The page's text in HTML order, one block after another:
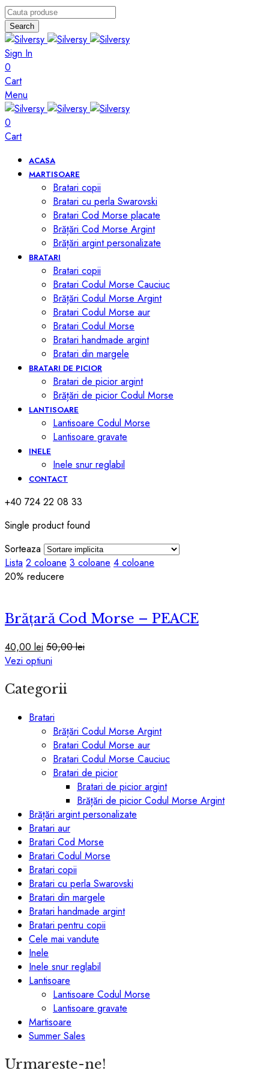
Search
Sign In
0
Cart
Menu
0
Cart
ACASA
MARTISOARE
Bratari copii
Bratari cu perla Swarovski
Bratari Cod Morse placate
Brățări Cod Morse Argint
Brățări argint personalizate
BRATARI
Bratari copii
Bratari Codul Morse Cauciuc
Brățări Codul Morse Argint
Bratari Codul Morse aur
Bratari Codul Morse
Bratari handmade argint
Bratari din margele
BRATARI DE PICIOR
Bratari de picior argint
Brățări de picior Codul Morse
LANTISOARE
Lantisoare Codul Morse
Lantisoare gravate
INELE
Inele snur reglabil
CONTACT
+40 724 22 08 33
Single product found
Sorteaza
Lista 2 coloane 3 coloane 4 coloane
20% reducere
Brățară Cod Morse – PEACE
40,00 lei 50,00lei
Vezi optiuni
are
multe
variații.
Opțiunile
pot
fi
alese
pagina
produsului.
Categorii
Bratari
Brățări Codul Morse Argint
Bratari Codul Morse aur
Bratari Codul Morse Cauciuc
Bratari de picior
Bratari de picior argint
Brățări de picior Codul Morse Argint
Brățări argint personalizate
Bratari aur
Bratari Cod Morse
Bratari Codul Morse
Bratari copii
Bratari cu perla Swarovski
Bratari din margele
Bratari handmade argint
Bratari pentru copii
Cele mai vandute
Inele
Inele snur reglabil
Lantisoare
Lantisoare Codul Morse
Lantisoare gravate
Martisoare
Summer Sales
Urmareste-ne!